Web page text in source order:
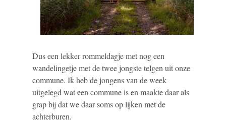
Dus een lekker rommeldagje met nog een
wandelingetje met de twee jongste telgen uit onze
commune. Ik heb de jongens van de week
uitgelegd wat een commune is en maakte daar als
grap bij dat we daar soms op lijken met de
achterburen.